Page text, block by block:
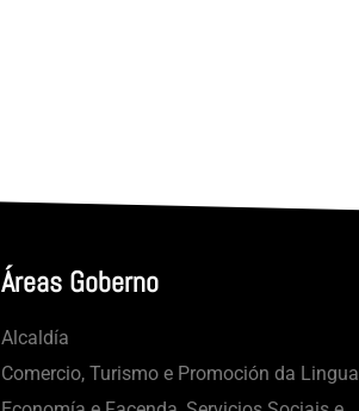
Áreas Goberno
Alcaldía
Comercio, Turismo e Promoción da Lingua